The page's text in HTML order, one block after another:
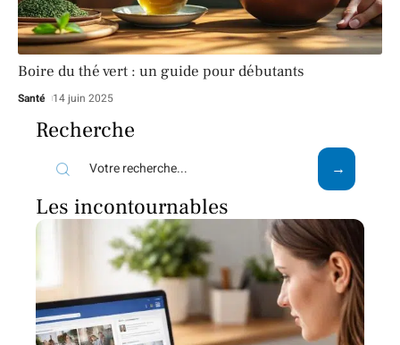
Boire du thé vert : un guide pour débutants
Santé 14 juin 2025
Recherche
Les incontournables